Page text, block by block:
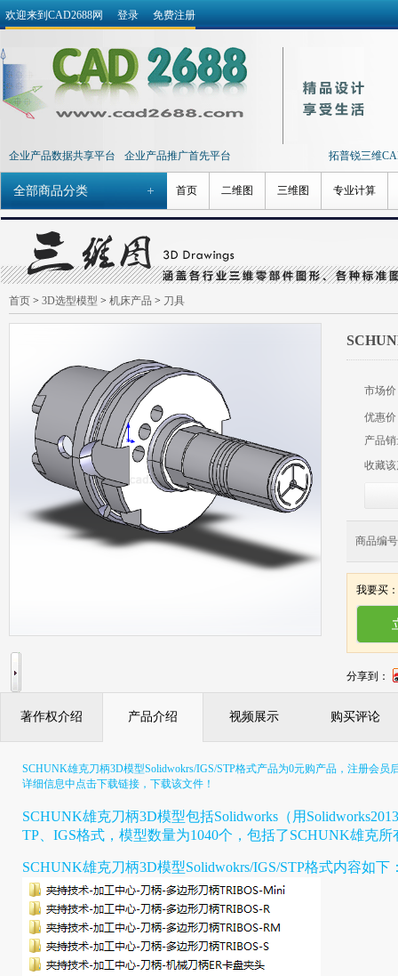
欢迎来到CAD2688网 登录 免费注册
企业产品数据共享平台 企业产品推广首先平台 拓普锐三维
全部商品分类 首页 二维图 三维图 专业计算
首页 > 3D选型模型 > 机床产品 > 刀具
市场
优惠
产品
收藏
商品编
我要买：
分享到：
著作权介绍 产品介绍 视频展示 购买评论
SCHUNK雄克刀柄3D模型Solidwokrs/IGS/STP格式产品为0元购产品，注册会
详细信息中点击下载链接，下载该文件！
SCHUNK雄克刀柄3D模型包括Solidworks（ 用
TP、IGS格式，模型数量为1040个，包括了SCHUNK雄克所
SCHUNK雄克刀柄3D模型Solidwokrs/IGS/STP格式内容如下